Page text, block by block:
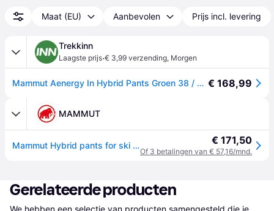
Maat (EU) Aanbevolen Prijs incl. levering
Trekkinn
Laagste prijs·€ 3,99 verzending, Morgen
Mammut Aenergy In Hybrid Pants Groen 38 / Regular Vrouw € 168,99
MAMMUT
Mammut Hybrid pants for ski touring in cold conditions Aenergy IN Hybrid Pants Women Black 32 normal € 171,50
Of 3 betalingen van € 57,16/mnd.
Gerelateerde producten
We hebben een selectie van producten samengesteld die je